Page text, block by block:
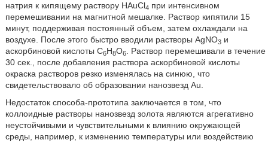
натрия к кипящему раствору HAuCl4 при интенсивном
перемешивании на магнитной мешалке. Раствор кипятили 15
минут, поддерживая постоянный объем, затем охлаждали на
воздухе. После этого быстро вводили растворы AgNO3и
аскорбиновой кислоты C6H8O6. Раствор перемешивали в течение
30 сек., после добавления раствора аскорбиновой кислоты
окраска растворов резко изменялась на синюю, что
свидетельствовало об образовании нанозвезд Au.
Недостаток способа-прототипа заключается в том, что
коллоидные растворы нанозвезд золота являются агрегативно
неустойчивыми и чувствительными к влиянию окружающей
среды, например, к изменению температуры или воздействию